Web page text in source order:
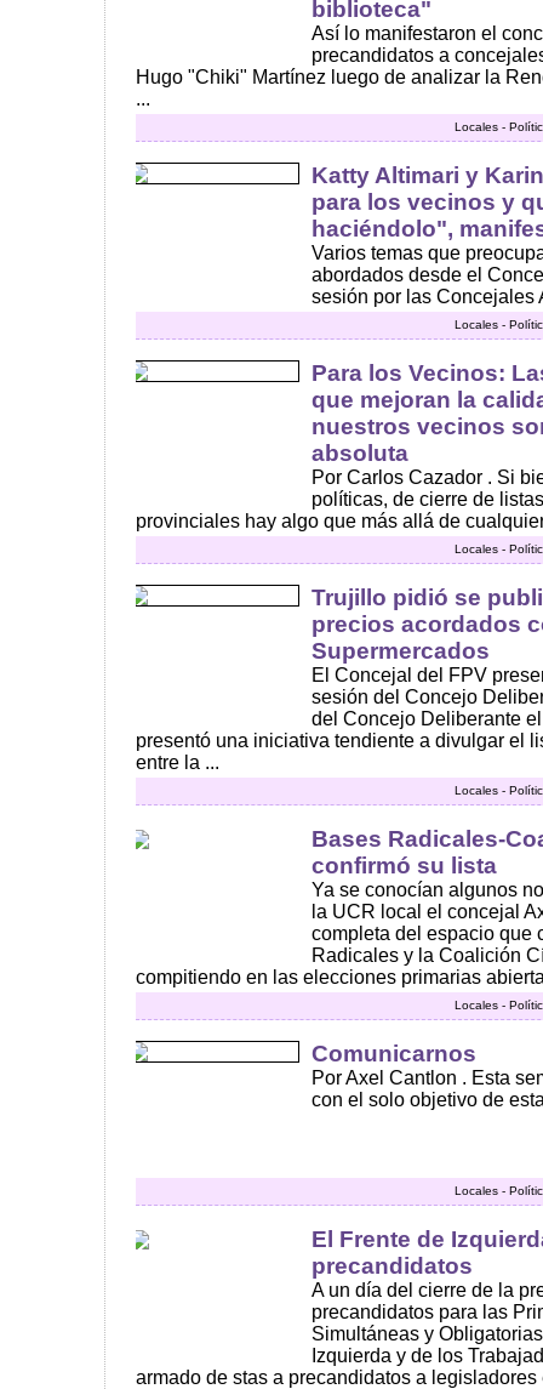
biblioteca"
Así lo manifestaron el
precandidatos a
Hugo "Chiki" Martínez luego de analizar la
...
Locales -
Katty Altimari y
para los vecinos y
haciéndolo",
Varios temas que
abordados desde el
sesión por las Concejales
Locales -
Para los Vecinos:
que mejoran la
nuestros vecinos
absoluta
Por Carlos Cazador . Si
políticas, de cierre de
provinciales hay algo que más allá de
Locales -
Trujillo pidió se
precios acordados
Supermercados
El Concejal del FPV
sesión del Concejo
del Concejo Deliberante
presentó una iniciativa tendiente a divulgar el
entre la ...
Locales -
Bases Radicales-
confirmó su lista
Ya se conocían algunos
la UCR local el concejal
completa del espacio que
Radicales y la Coalición
compitiendo en las elecciones primarias
Locales -
Comunicarnos
Por Axel Cantlon . Esta
con el solo objetivo de
Locales -
El Frente de
precandidatos
A un día del cierre de la
precandidatos para las
Simultáneas y
Izquierda y de los
armado de stas a precandidatos a